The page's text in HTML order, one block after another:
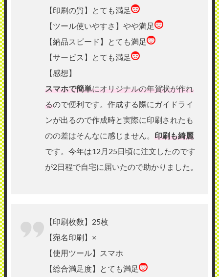
【印刷の質】とても満足
【ツール使いやすさ】やや満足
【納品スピード】とても満足
【サービス】とても満足
【感想】
スマホで簡単にオリジナルの年賀状が作れ
るので便利です。作成する際にガイドライ
ンが出るので作成時と実際に印刷されたも
のの差はそんなに感じません。 印刷も綺麗
です。今年は12月25日頃に注文したのです
が2日程で自宅に届いたので助かりました。
【印刷枚数】25枚
【宛名印刷】×
【使用ツール】スマホ
【総合満足度】とても満足